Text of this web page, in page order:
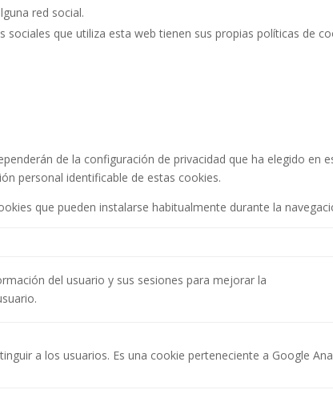
red social.
que utiliza esta web tienen sus propias políticas de
de la configuración de privacidad que ha elegido en
personal identificable de estas cookies.
que pueden instalarse habitualmente durante la
del usuario y sus sesiones para mejorar la
a los usuarios. Es una cookie perteneciente a Google